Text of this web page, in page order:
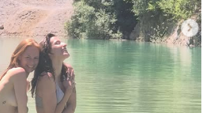
modnih prestolnicah so
skoraj futuristični
med modo, umetnostjo in